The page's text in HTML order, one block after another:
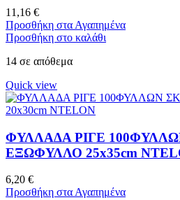
11,16 €
Προσθήκη στα Αγαπημένα
Προσθήκη στο καλάθι
14 σε απόθεμα
Quick view
ΦΥΛΛΑΔΑ ΡΙΓΕ
ΕΞΩΦΥΛΛΟ 25x35cm
6,20 €
Προσθήκη στα Αγαπημένα